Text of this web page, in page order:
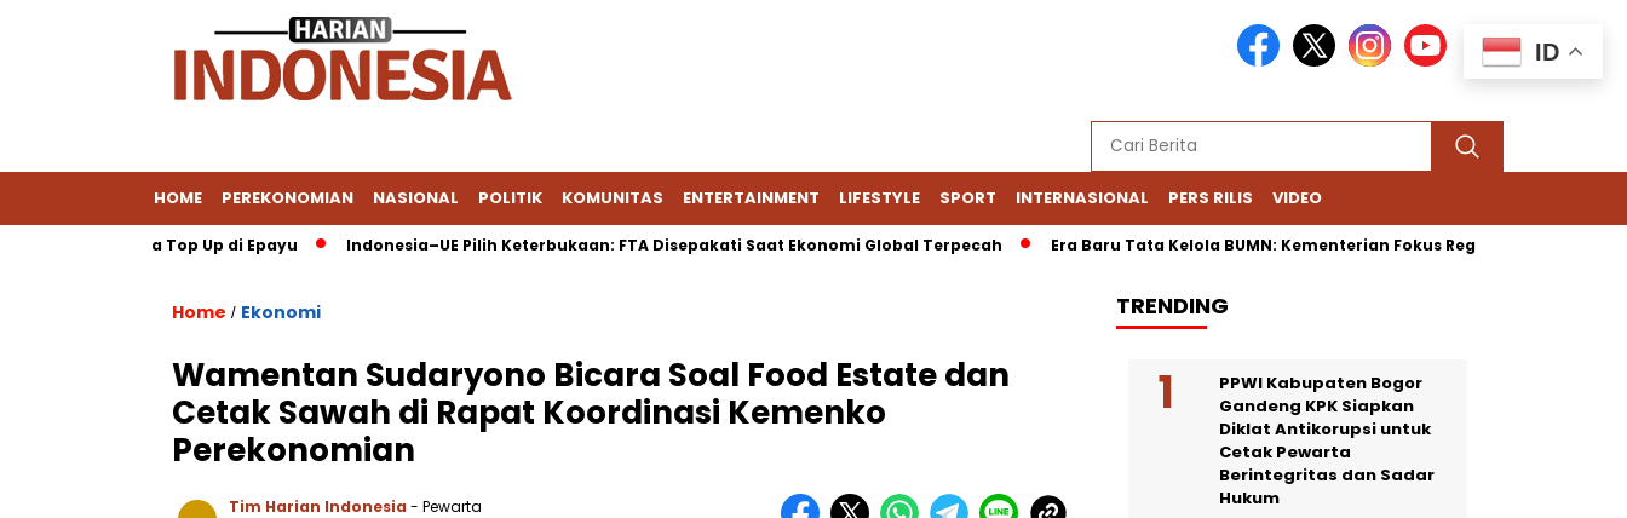
HOME PEREKONOMIAN NASIONAL POLITIK KOMUNITAS ENTERTAINMENT LIFESTYLE SPORT INTERNASIONAL PERS RILIS VIDEO
via Jasa Top Up di Epayu Indonesia–UE Pilih Keterbukaan: FTA Disepakati Saat Ekonomi Global Terpecah Era Baru Tata Kelola BUMN: Kementerian Fokus Regulasi, Danantara Bisnis
Home / Ekonomi
Wamentan Sudaryono Bicara Soal Food Estate dan
Cetak Sawah di Rapat Koordinasi Kemenko
Perekonomian
Tim Harian Indonesia - Pewarta
TRENDING
PPWI Kabupaten Bogor
Gandeng KPK Siapkan
Diklat Antikorupsi untuk
Cetak Pewarta
Berintegritas dan Sadar
Hukum
ID